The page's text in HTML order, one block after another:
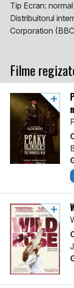
Tip Ecran: normal
Distribuitorul
Corporation
Filme